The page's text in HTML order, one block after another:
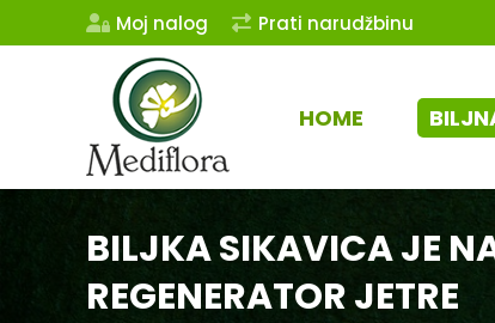
Moj nalog Prati narudžbinu
HOME
BILJKA SIKAVICA JE
REGENERATOR JETRE